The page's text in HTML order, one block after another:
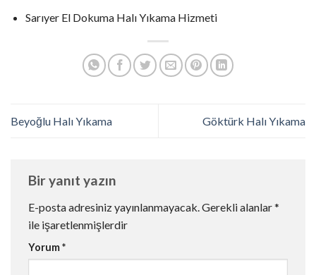
Sarıyer El Dokuma Halı Yıkama Hizmeti
Beyoğlu Halı Yıkama Göktürk Halı Yıkama
Bir yanıt yazın
E-posta adresiniz yayınlanmayacak. Gerekli alanlar*
ile işaretlenmişlerdir
Yorum*